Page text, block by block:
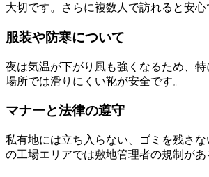
大切です。さらに複数人で訪れると安
服装や防寒について
夜は気温が下がり風も強くなるため、
場所では滑りにくい靴が安全です。
マナーと法律の遵守
私有地には立ち入らない、ゴミを残さ
の工場エリアでは敷地管理者の規制が